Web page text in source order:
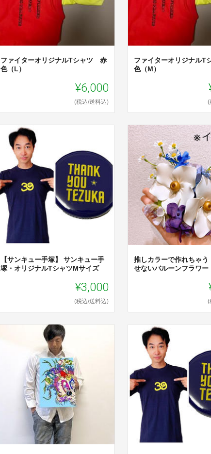
ファイターオリジナルTシャツ 赤
色（L）
¥6,000
(税込/送料込)
ファイターオリジナル
色（M）
(
【サンキュー手塚】 サンキュー手
塚・オリジナルTシャツMサイズ
¥3,000
(税込/送料込)
推しカラーで作れちゃ
せないバルーンフラワー
(